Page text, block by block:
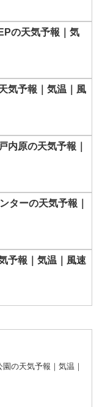
の天気予報｜気
気予報｜気温｜風
内原の天気予報｜
ターの天気予報｜
予報｜気温｜風速
の天気予報｜気温｜